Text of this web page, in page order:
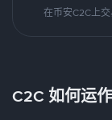
在币安C2C上
C2C 如何运作